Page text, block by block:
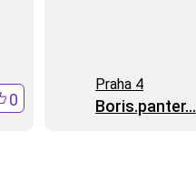
0
Praha 4
Boris.panter...